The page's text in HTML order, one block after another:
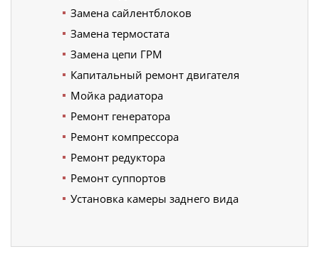
Замена сайлентблоков
Замена термостата
Замена цепи ГРМ
Капитальный ремонт двигателя
Мойка радиатора
Ремонт генератора
Ремонт компрессора
Ремонт редуктора
Ремонт суппортов
Установка камеры заднего вида